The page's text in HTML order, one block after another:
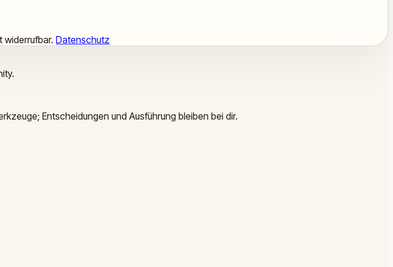
widerrufbar. Datenschutz
Entscheidungen und Ausführung bleiben bei dir.